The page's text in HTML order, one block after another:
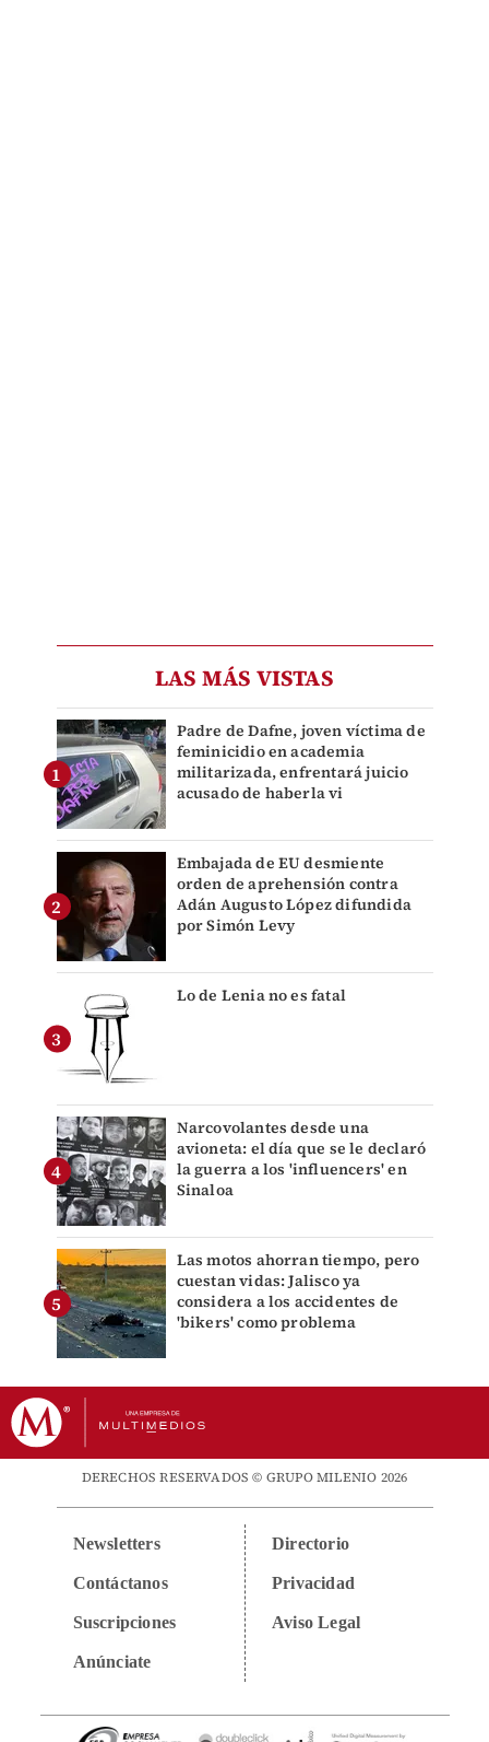
LAS MÁS VISTAS
Padre de Dafne, joven víctima de
feminicidio en academia
militarizada, enfrentará juicio
acusado de haberla vi
Embajada de EU desmiente
orden de aprehensión contra
Adán Augusto López difundida
por Simón Levy
Lo de Lenia no es fatal
Narcovolantes desde una
avioneta: el día que se le declaró
la guerra a los 'influencers' en
Sinaloa
Las motos ahorran tiempo, pero
cuestan vidas: Jalisco ya
considera a los accidentes de
'bikers' como problema
DERECHOS RESERVADOS © GRUPO MILENIO 2026
Newsletters
Contáctanos
Suscripciones
Anúnciate
Directorio
Privacidad
Aviso Legal